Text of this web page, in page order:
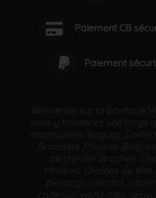
Paiement CB
Paiement